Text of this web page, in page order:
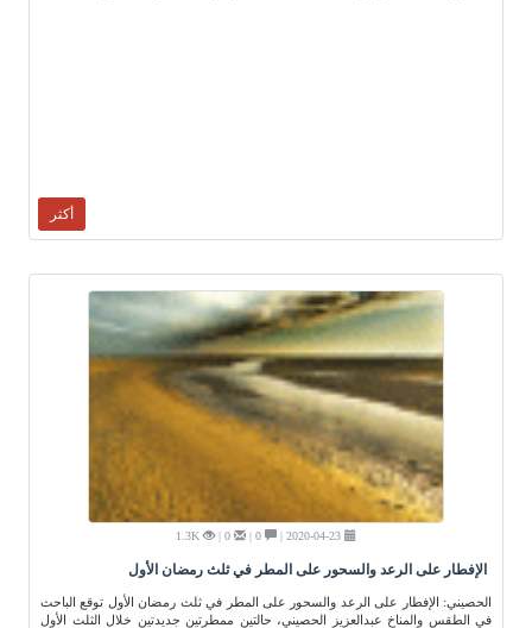
أكثر
1.3K
الإفطار على الرعد والسحور على المطر في ثلث رمضان الأول
الحصيني: الإفطار على الرعد والسحور على المطر في ثلث رمضان الأول توقع الباحث
في الطقس والمناخ عبدالعزيز الحصيني، حالتين ممطرتين جديدتين خلال الثلث الأول